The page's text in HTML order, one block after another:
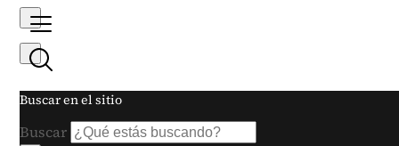
Buscar en el sitio
Buscar